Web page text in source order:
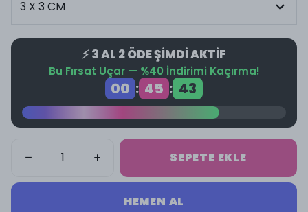
⚡ 3 AL 2 ÖDE ŞİMDİ AKTİF
Bu Fırsat Uçar — %40 İndirimi Kaçırma!
00 : 45 : 43
SEPETE EKLE
HEMEN AL